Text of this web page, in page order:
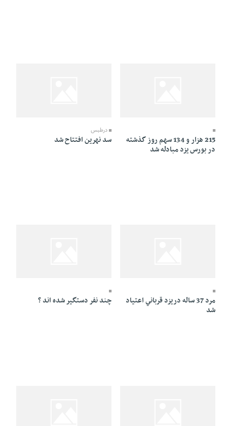
215 هزار و 134 سهم روز گذشته
در بورس يزد مبادله شد
درطبس
سد نهرين افتتاح شد
مرد 37 ساله دريزد قرباني اعتياد
شد
چند نفر دستگير شده اند ؟